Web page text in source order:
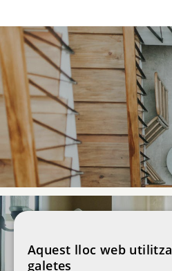
Aquest lloc web utilitza
galetes